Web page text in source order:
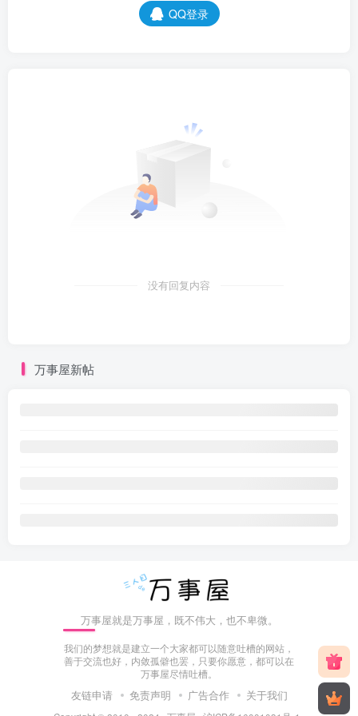
QQ登录
没有回复内容
万事屋新帖
万事屋就是万事屋，既不伟大，也不卑微。
我们的梦想就是建立一个大家都可以随意吐槽的网站，
善于交流也好，内敛孤僻也罢，只要你愿意，都可以在
万事屋尽情吐槽。
友链申请 免责声明 广告合作 关于我们